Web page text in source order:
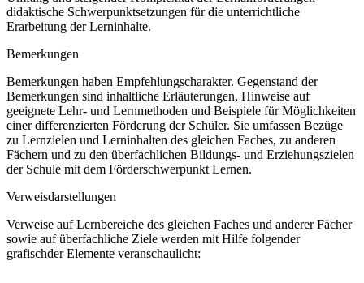
didaktische Schwerpunktsetzungen für die unterrichtliche
Erarbeitung der Lerninhalte.
Bemerkungen
Bemerkungen haben Empfehlungscharakter. Gegenstand der
Bemerkungen sind inhaltliche Erläuterungen, Hinweise auf
geeignete Lehr- und Lernmethoden und Beispiele für Möglichkeiten
einer differenzierten Förderung der Schüler. Sie umfassen Bezüge
zu Lernzielen und Lerninhalten des gleichen Faches, zu anderen
Fächern und zu den überfachlichen Bildungs- und Erziehungszielen
der Schule mit dem Förderschwerpunkt Lernen.
Verweisdarstellungen
Verweise auf Lernbereiche des gleichen Faches und anderer Fächer
sowie auf überfachliche Ziele werden mit Hilfe folgender
grafischder Elemente veranschaulicht: